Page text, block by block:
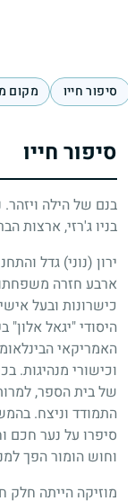
סיפור חייו מקום
סיפור חייו
בנם של הילה
בניו ג'רזי, ארצות
ירון (נוני) גדל
ארבע חזרה משפחתו
כישרונות ובעל
היסודי "יגאל
האמריקאי
וכישורי מנהיגות.
של בית הספר,
התמודד וניצח.
סיפרו על נער חכם
וחוש הומור הפך
מוזיקה הייתה חלק